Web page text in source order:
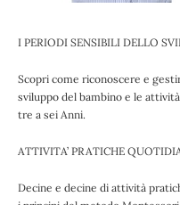
I PERIODI SENSIBILI DELLO
Scopri come riconoscere e
sviluppo del bambino e le
tre a sei Anni.
ATTIVITA’ PRATICHE
Decine e decine di attività